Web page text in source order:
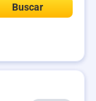
Buscar